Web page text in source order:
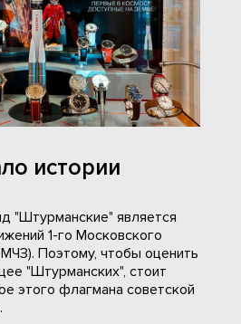
истории
"Штурманские" является
1-го Московского
МЧЗ). Поэтому, чтобы оценить
"Штурманских", стоит
этого флагмана советской